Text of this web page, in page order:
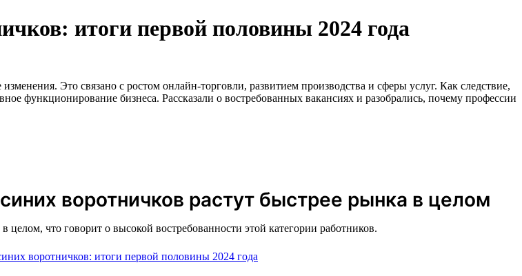
итоги первой половины 2024 года
изменения. Это связано с ростом онлайн-торговли, развитием производства и сферы услуг. Как следствие,
функционирование бизнеса. Рассказали о востребованных вакансиях и разобрались, почему профессии
воротничков растут быстрее рынка в целом
что говорит о высокой востребованности этой категории работников.